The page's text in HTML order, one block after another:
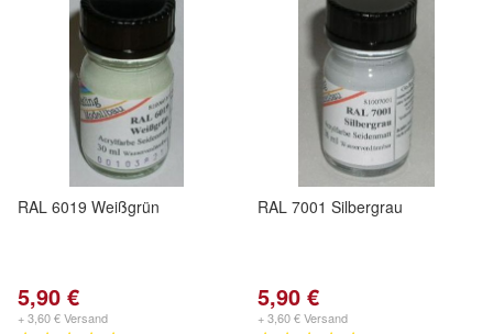
RAL 6019 Weißgrün
5,90 €
+ 3,60 € Versand
RAL 7001 Silbergrau
5,90 €
+ 3,60 € Versand